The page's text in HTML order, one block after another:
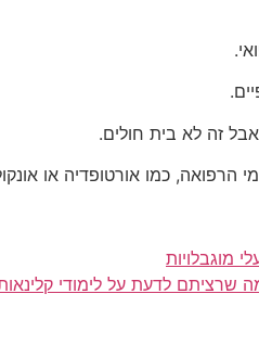
אבל זה לא בית חולים.
כמו אורטופדיה או
מוגבלויות
שרציתם לדעת על לימודי